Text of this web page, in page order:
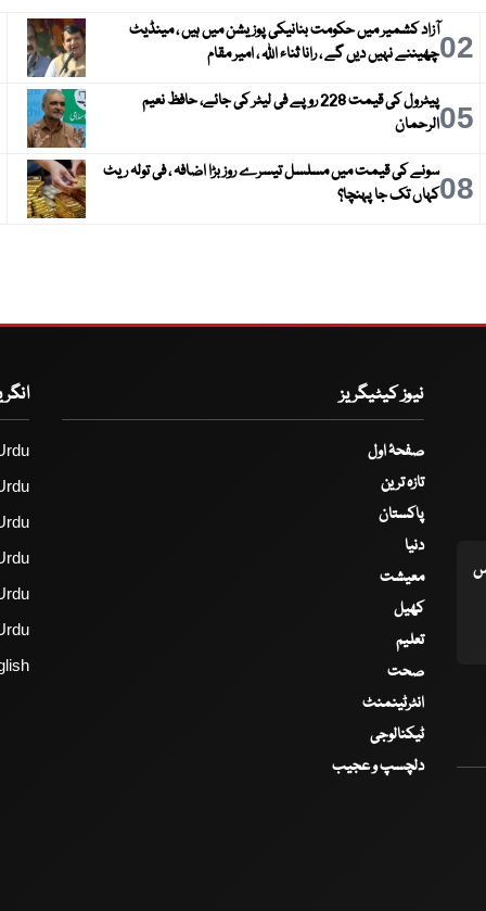
02آزاد کشمیر میں حکومت بنانیکی پوزیشن میں ہیں ، مینڈیٹ
چھیننے نہیں دیں گے ، رانا ثناء اللہ ، امیر مقام
05
پیٹرول کی قیمت 228 روپے فی لیٹر کی جائے، حافظ نعیم
الرحمان
08سونے کی قیمت میں مسلسل تیسرے روز بڑا اضافہ ، فی تولہ ریٹ
کہاں تک جا پہنچا؟
نیوز کیٹیگریز
صفحۂ اول
تازہ ترین
پاکستان
دنیا
معیشت
کھیل
تعلیم
صحت
انٹرٹینمنٹ
ٹیکنالوجی
دلچسپ و عجیب